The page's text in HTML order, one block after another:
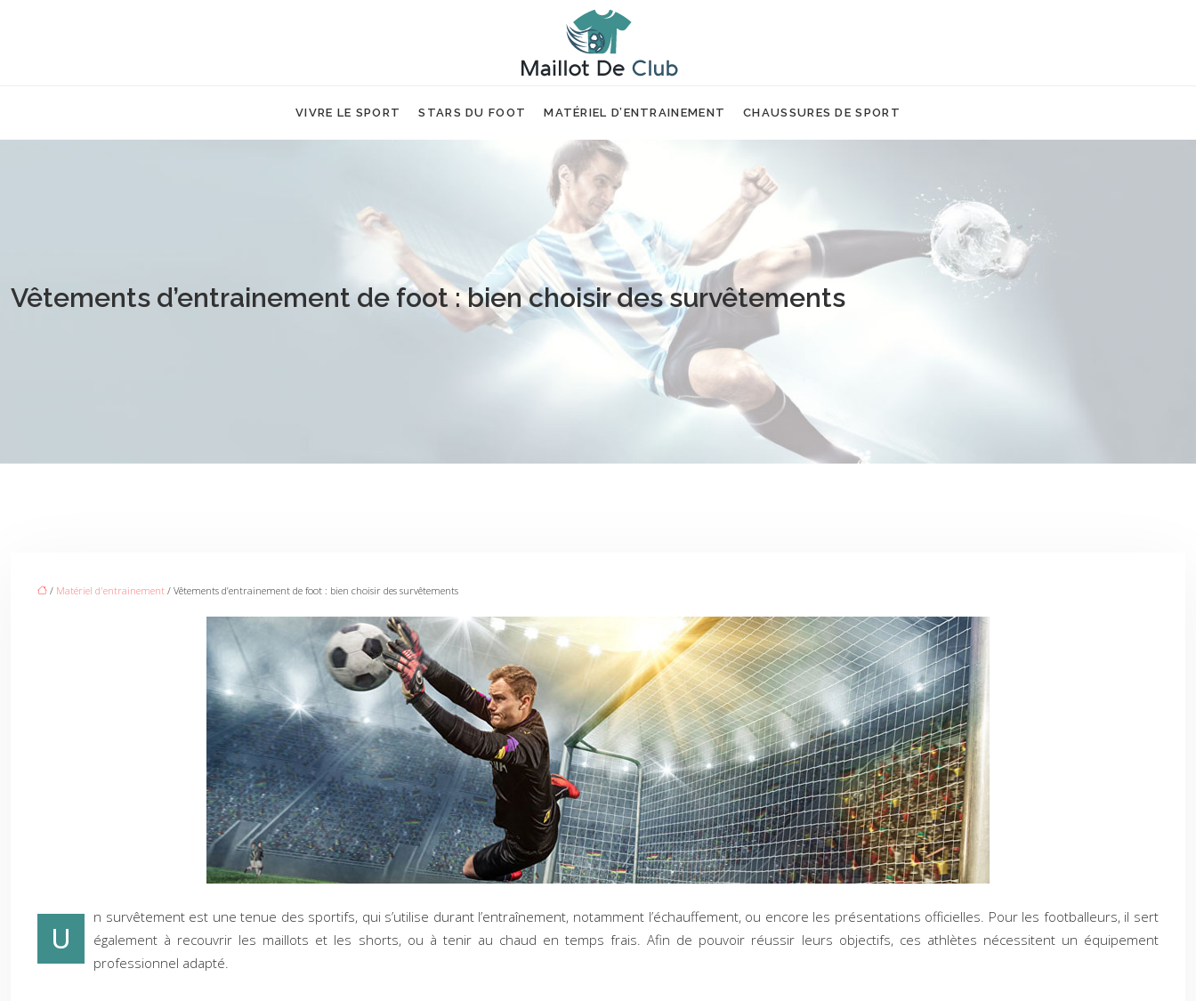
VIVRE LE SPORT STARS DU FOOT MATÉRIEL D’ENTRAINEMENT CHAUSSURES DE SPORT
Vêtements d’entrainement de foot : bien choisir des survêtements
/ Matériel d'entrainement / Vêtements d’entrainement de foot : bien choisir des survêtements
U
n survêtement est une tenue des sportifs, qui s’utilise durant l’entraînement, notamment l’échauffement, ou encore les présentations officielles. Pour les footballeurs, il sert
également à recouvrir les maillots et les shorts, ou à tenir au chaud en temps frais. Afin de pouvoir réussir leurs objectifs, ces athlètes nécessitent un équipement
professionnel adapté.